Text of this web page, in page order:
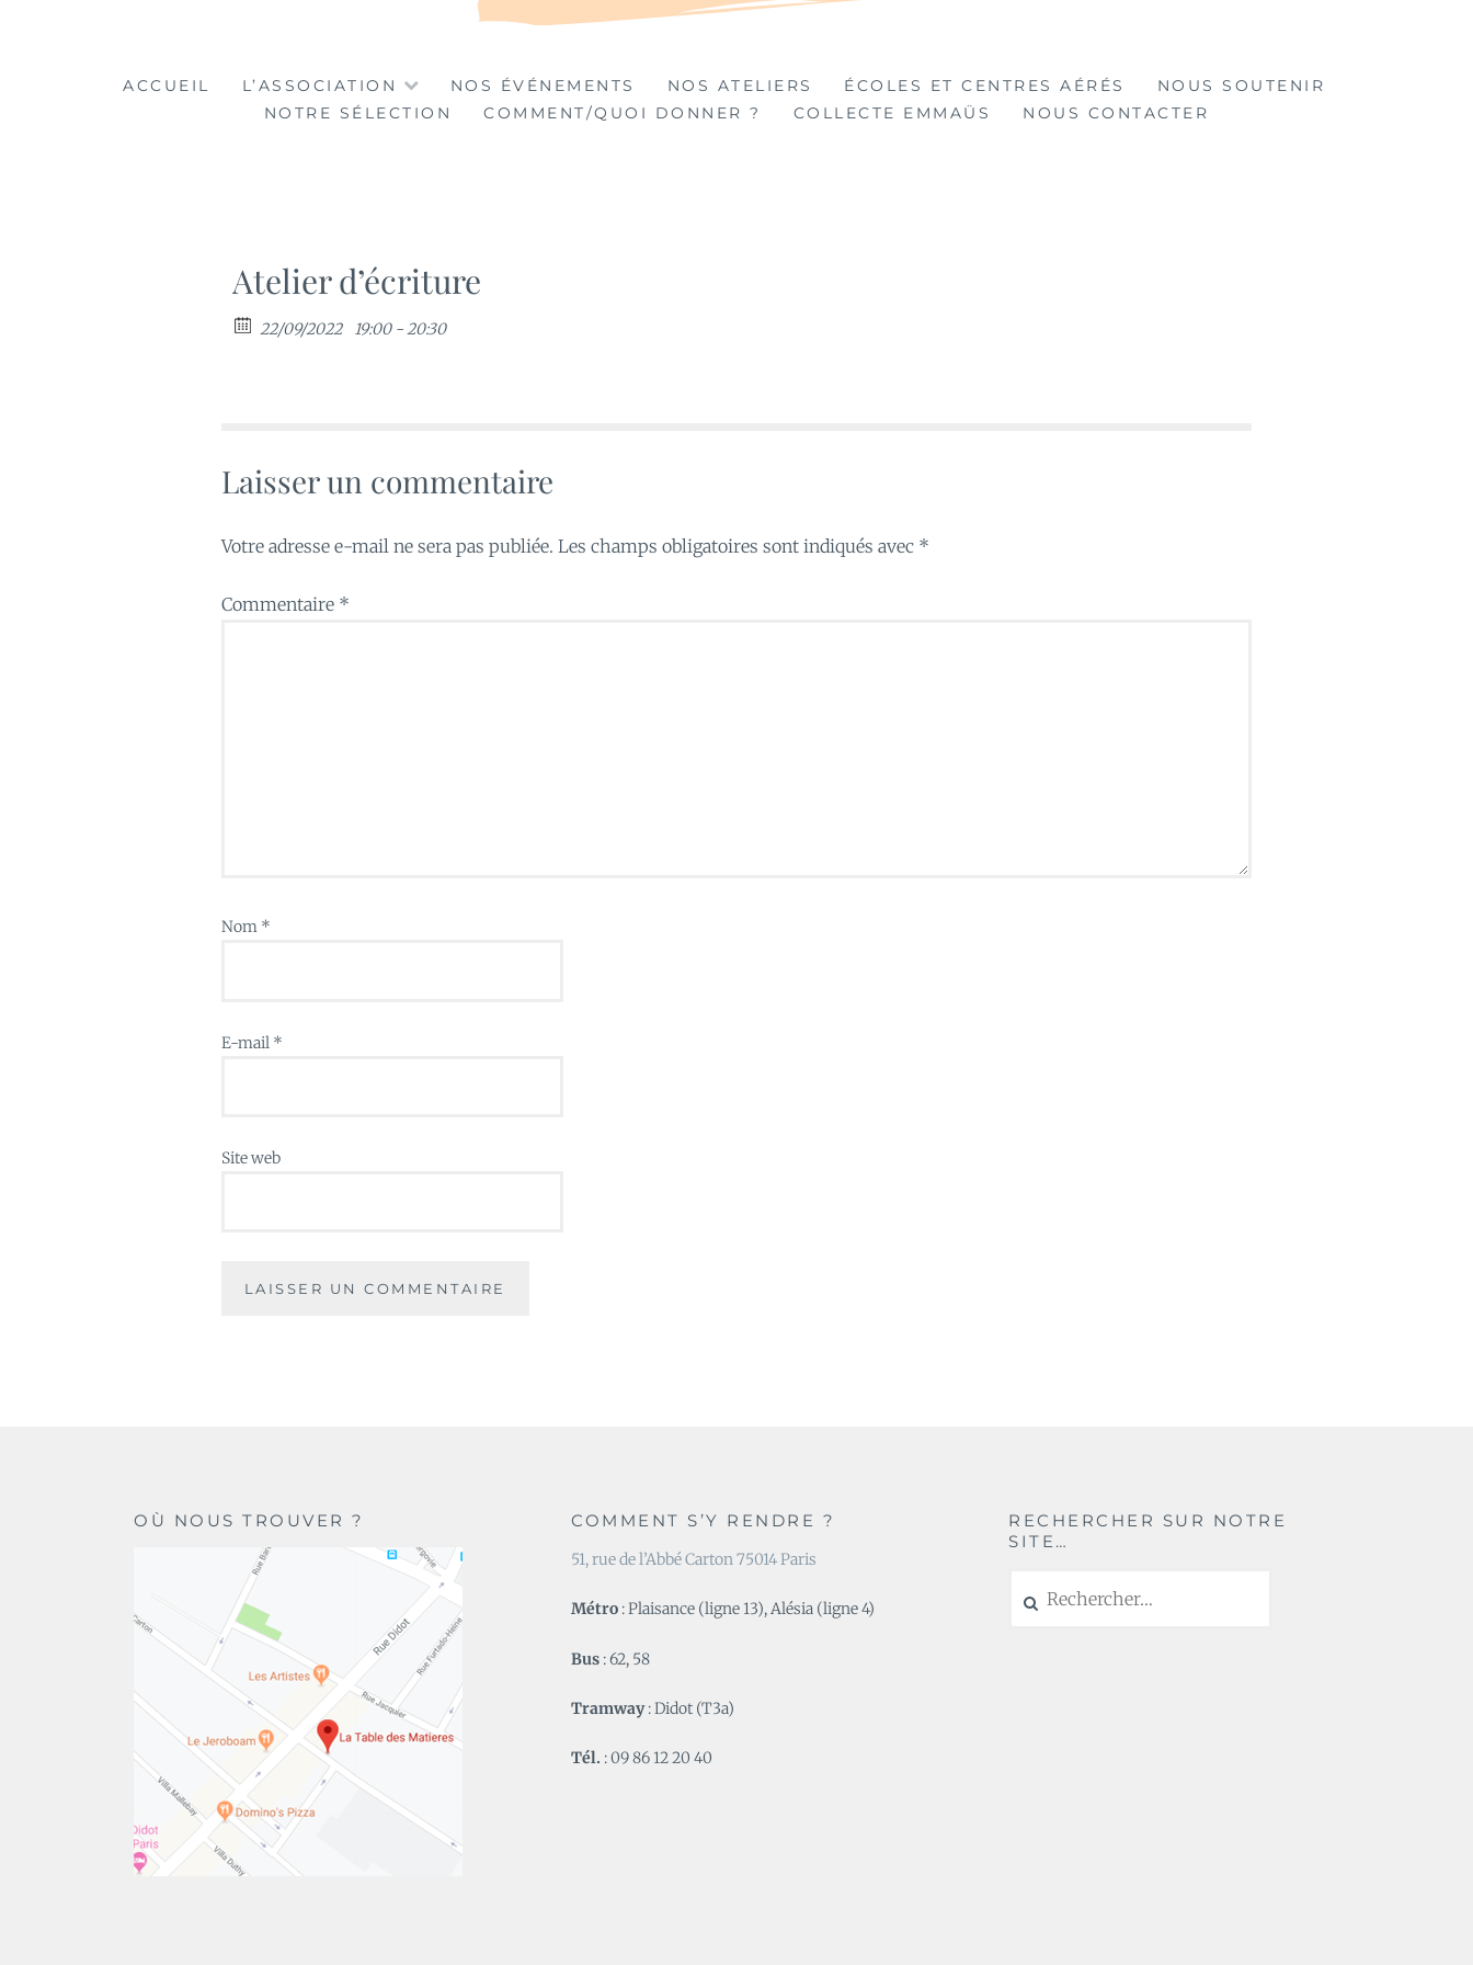
LA TABLE DES MATIÈRES
ACCUEIL L’ASSOCIATION NOS ÉVÉNEMENTS NOS ATELIERS ÉCOLES ET CENTRES AÉRÉS
NOUS SOUTENIR
NOTRE SÉLECTION
COMMENT/QUOI DONNER ? COLLECTE EMMAÜS NOUS CONTACTER
Atelier d’écriture
22/09/2022 19:00 - 20:30
Laisser un commentaire
Votre adresse e-mail ne sera pas publiée. Les champs obligatoires sont indiqués avec *
Commentaire *
Nom *
E-mail *
Site web
OÙ NOUS TROUVER ? COMMENT S’Y RENDRE ?
51, rue de l’Abbé Carton 75014 Paris
Métro : Plaisance (ligne 13), Alésia (ligne 4)
Bus : 62, 58
Tramway: Didot (T3a)
Tél. : 09 86 12 20 40
RECHERCHER SUR NOTRE
SITE…